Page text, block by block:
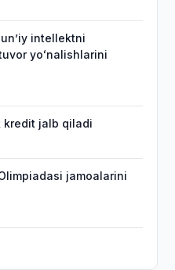
intellektni
yoʻnalishlarini
kredit jalb qiladi
jamoalarini